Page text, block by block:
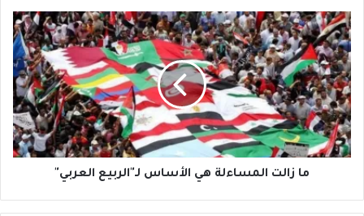
ما
زالت
المساءلة
هي
الأساس
لـ"الربيع
العربي"
ما زالت المساءلة هي الأساس لـ"الربيع العربي"